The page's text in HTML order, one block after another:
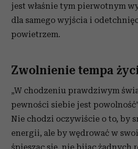
jest właśnie tym pierwotnym
dla samego wyjścia i
powietrzem.
Zwolnienie tempa
„W chodzeniu prawdziwym
pewności siebie jest
Nie chodzi oczywiście o to, by
energii, ale by wędrować w
śpiesząc się, nie bijąc żadnych